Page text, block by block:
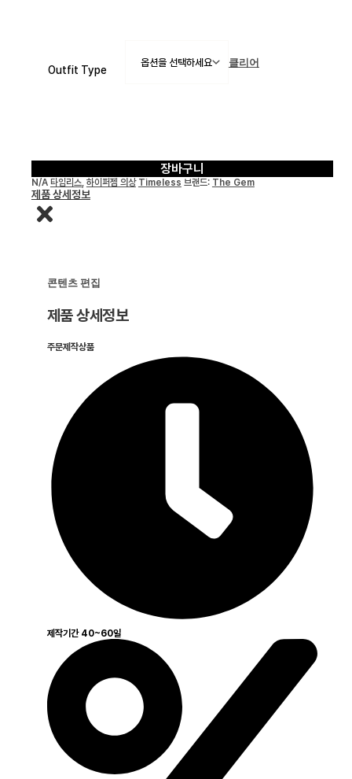
Outfit Type
클리어
장바구니
N/A 타임리스, 하이퍼젬 의상 Timeless 브랜드: The Gem
제품 상세정보
콘텐츠 편집
제품 상세정보
주문제작상품
제작기간 40~60일